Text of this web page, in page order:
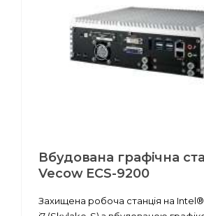
Вбудована графічна
Vecow ECS-9200
Захищена робоча станція на